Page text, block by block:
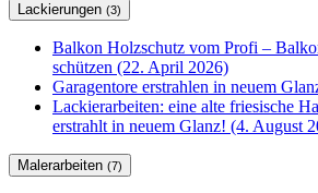
Lackierungen (3)
Balkon Holzschutz vom Profi –
schützen (22. April 2026)
Garagentore erstrahlen in neuem
Lackierarbeiten: eine alte friesische
erstrahlt in neuem Glanz! (4. August
Malerarbeiten (7)